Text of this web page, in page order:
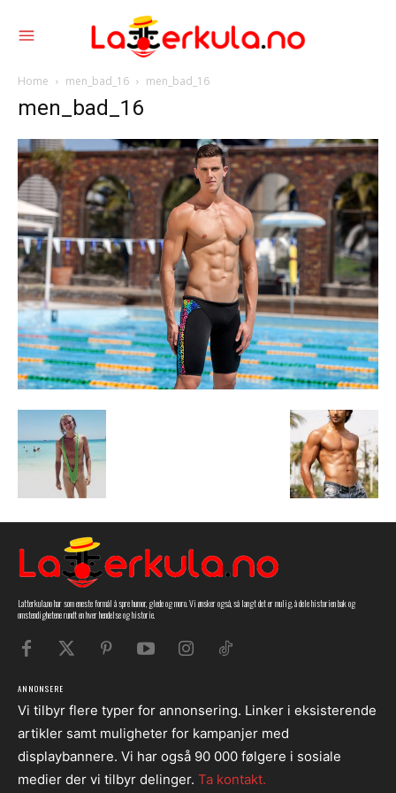
Home men_bad_16 men_bad_16
men_bad_16
Latterkula.no har som eneste formål å spre humor, glede og moro. Vi ønsker også, så langt det er mulig, å dele historien bak og
omstendighetene rundt en hver hendelse og historie.
ANNONSERE
Vi tilbyr flere typer for annonsering. Linker i eksisterende
artikler samt muligheter for kampanjer med
displaybannere. Vi har også 90 000 følgere i sosiale
medier der vi tilbyr delinger. Ta kontakt.